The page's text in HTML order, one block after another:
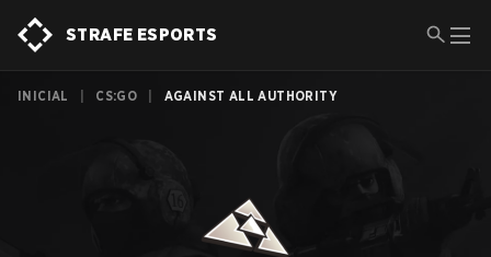
STRAFE ESPORTS
INICIAL CS:GO AGAINST ALL AUTHORITY